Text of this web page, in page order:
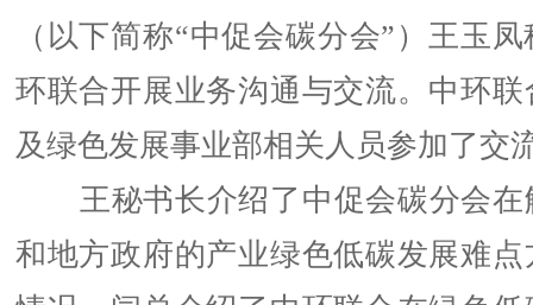
（以下简称“中促会碳分会”）王玉
环联合开展业务沟通与交流。中环
及绿色发展事业部相关人员参加了交
王秘书长介绍了中促会碳分会在
和地方政府的产业绿色低碳发展难